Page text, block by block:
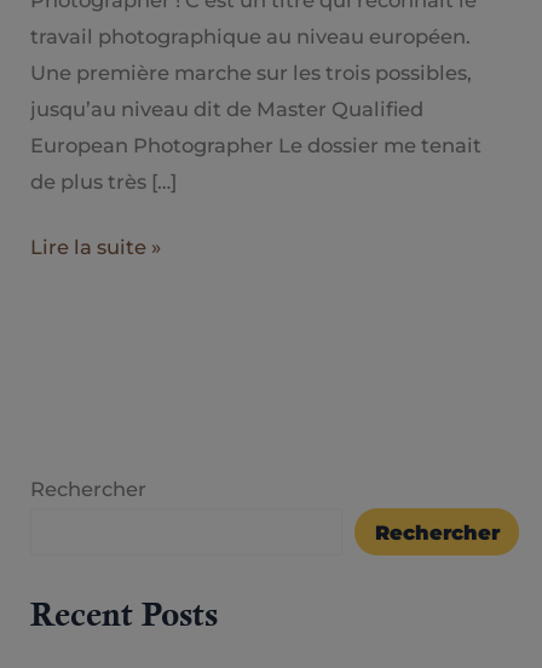
travail photographique au niveau européen.
Une première marche sur les trois possibles,
jusqu’au niveau dit de Master Qualified
European Photographer Le dossier me tenait
de plus très […]
Lire la suite »
Rechercher
Rechercher
Recent Posts